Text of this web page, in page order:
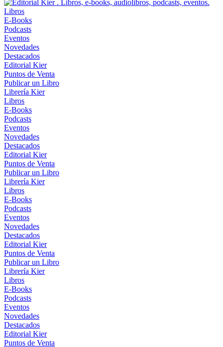
Libros
E-Books
Podcasts
Eventos
Novedades
Destacados
Editorial Kier
Puntos de Venta
Publicar un Libro
Librería Kier
Libros
E-Books
Podcasts
Eventos
Novedades
Destacados
Editorial Kier
Puntos de Venta
Publicar un Libro
Librería Kier
Libros
E-Books
Podcasts
Eventos
Novedades
Destacados
Editorial Kier
Puntos de Venta
Publicar un Libro
Librería Kier
Libros
E-Books
Podcasts
Eventos
Novedades
Destacados
Editorial Kier
Puntos de Venta